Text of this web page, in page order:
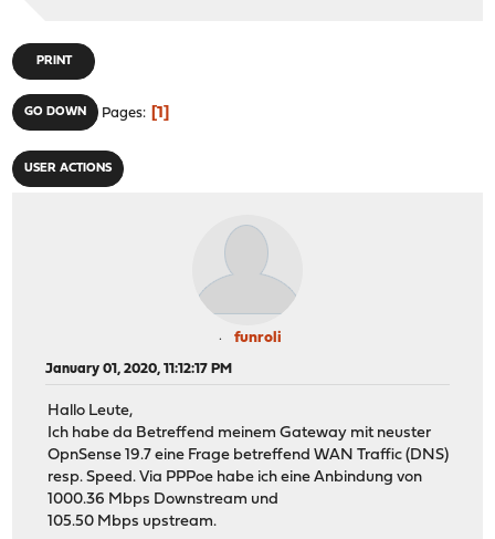
PRINT
GO DOWN Pages 1
USER ACTIONS
funroli
January 01, 2020, 11:12:17 PM
Hallo Leute,
Ich habe da Betreffend meinem Gateway mit neuster
OpnSense 19.7 eine Frage betreffend WAN Traffic (DNS)
resp. Speed. Via PPPoe habe ich eine Anbindung von
1000.36 Mbps Downstream und
105.50 Mbps upstream.